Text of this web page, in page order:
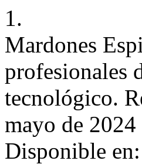
1.
Mardones
profesionales
tecnológico.
mayo de
Disponible en: